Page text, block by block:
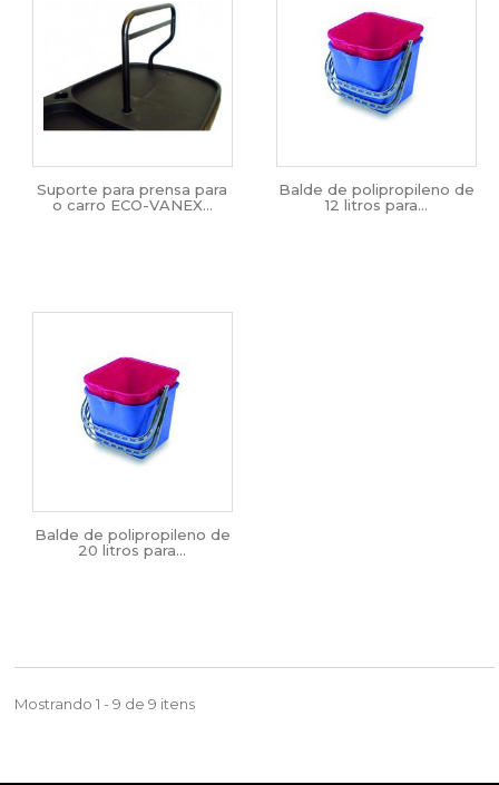
Suporte para prensa para
o carro ECO-VANEX...
Balde de polipropileno de
12 litros para...
Balde de polipropileno de
20 litros para...
Mostrando 1 - 9 de 9 itens